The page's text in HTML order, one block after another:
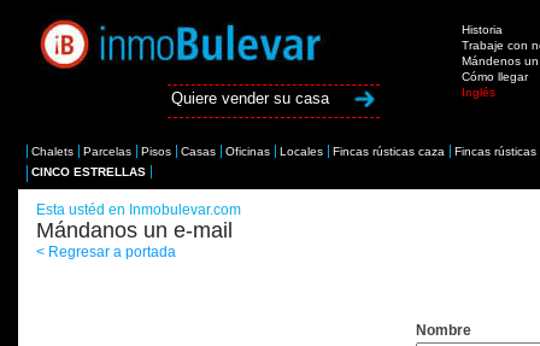
Quiere vender su casa
Historia
Trabaje con
Mándenos un
Cómo llegar
Inglés
Chalets Parcelas Pisos Casas Oficinas Locales Fincas rústicas caza
Fincas rústicas
CINCO ESTRELLAS
Esta ustéd en Inmobulevar.com
Mándanos un e-mail
< Regresar a portada
Nombre